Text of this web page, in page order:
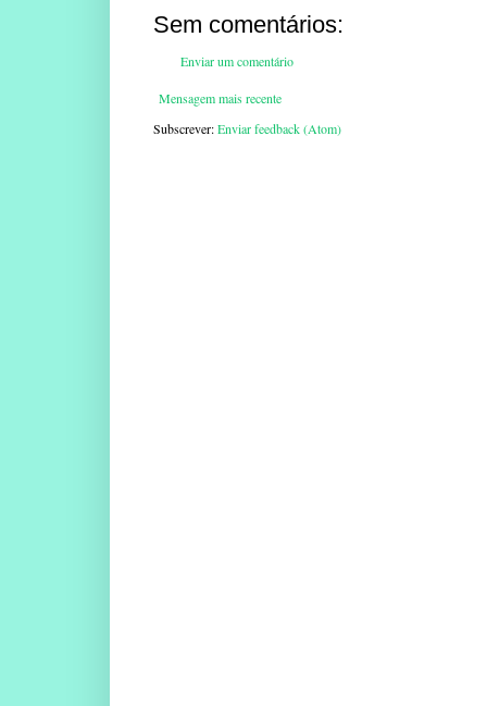
Sem comentários:
Enviar um comentário
Mensagem mais recente
Subscrever:Enviar feedback (Atom)